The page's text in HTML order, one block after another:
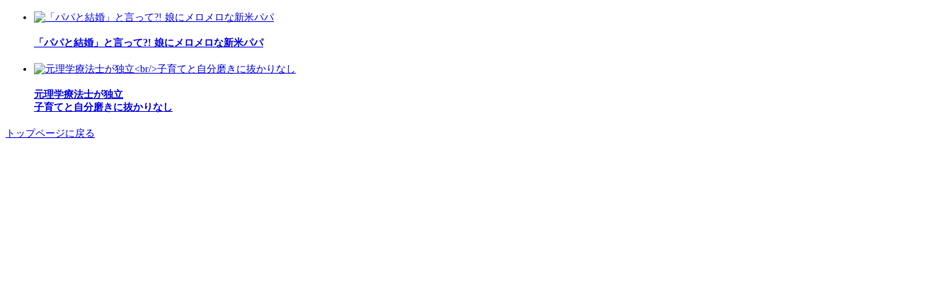
「パパと結婚」と言って?! 娘にメロメロな新米パパ
元理学療法士が独立
子育てと自分磨きに抜かりなし
トップページに戻る